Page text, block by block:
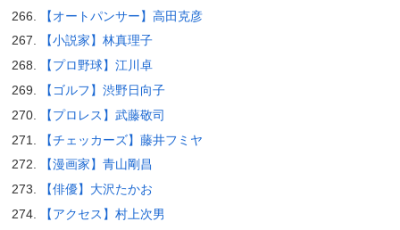
【オートパンサー】高田克彦
【小説家】林真理子
【プロ野球】江川卓
【ゴルフ】渋野日向子
【プロレス】武藤敬司
【チェッカーズ】藤井フミヤ
【漫画家】青山剛昌
【俳優】大沢たかお
【アクセス】村上次男